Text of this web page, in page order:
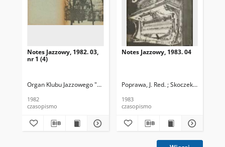
Notes Jazzowy, 1982. 03,
nr 1 (4)
Organ Klubu Jazzowego "Rotunda" Skoczek, T. Red.
1982
czasopismo
Notes Jazzowy, 1983. 04
Poprawa, J. Red. ; Skoczek T. Red.
1983
czasopismo